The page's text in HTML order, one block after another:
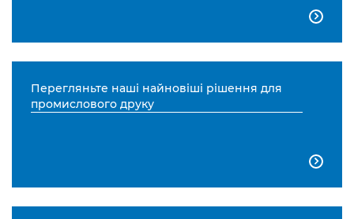

Перегляньте наші найновіші рішення для
промислового друку
